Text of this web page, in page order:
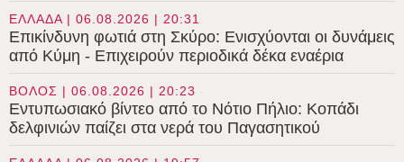
ΕΛΛΑΔΑ | 06.08.2026 | 20:31
Επικίνδυνη φωτιά στη Σκύρο: Ενισχύονται οι δυνάμεις
από Κύμη - Επιχειρούν περιοδικά δέκα εναέρια
ΒΟΛΟΣ | 06.08.2026 | 20:23
Εντυπωσιακό βίντεο από το Νότιο Πήλιο: Κοπάδι
δελφινιών παίζει στα νερά του Παγασητικού